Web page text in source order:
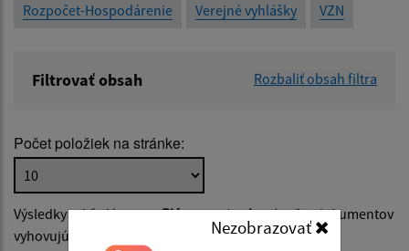
Nezobrazovať
Rozpočet-Hospodárenie Verejné vyhlášky VZN
Filtrovať obsah Rozbaliť obsah filtra
Popis:
Dátum zverejnenia od:
Počet položiek na stránke:
Výsledky vyhľadávania vPlán rozvoja obce(počet dokumentov
vyhovujúcich zadaným kritériám: 1)